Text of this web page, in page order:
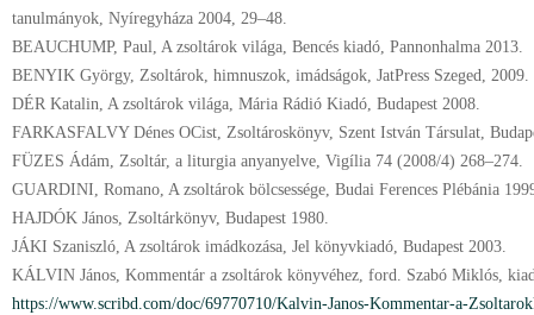
tanulmányok, Nyíregyháza 2004, 29–48.
BEAUCHUMP, Paul, A zsoltárok világa, Bencés kiadó, Pannonhalma 2013.
BENYIK György, Zsoltárok, himnuszok, imádságok, JatPress Szeged, 2009.
DÉR Katalin, A zsoltárok világa, Mária Rádió Kiadó, Budapest 2008.
FARKASFALVY Dénes OCist, Zsoltároskönyv, Szent István Társulat,
FÜZES Ádám, Zsoltár, a liturgia anyanyelve, Vigília 74 (2008/4) 268–274.
GUARDINI, Romano, A zsoltárok bölcsessége, Budai Ferences Plébánia
HAJDÓK János, Zsoltárkönyv, Budapest 1980.
JÁKI Szaniszló, A zsoltárok imádkozása, Jel könyvkiadó, Budapest 2003.
KÁLVIN János, Kommentár a zsoltárok könyvéhez, ford. Szabó Miklós,
https://www.scribd.com/doc/69770710/Kalvin-Janos-Kommentar-a-